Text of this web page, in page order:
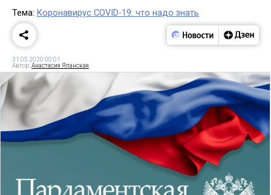
Тема: Коронавирус COVID-19: что надо знать
31.05.2020 00:01
Автор:Анастасия Яланская